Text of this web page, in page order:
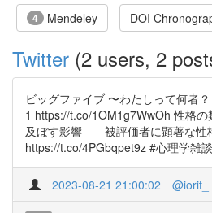
4 Mendeley DOI
Twitter (2 users, 2
ビッグファイブ 〜わたしって何者
1 https://t.co/1OM1g7WwOh 性格
及ぼす影響――被評価者に顕著な性
https://t.co/4PGbqpet9z #心理学雑談
2023-08-21 21:00:02 @iorit_